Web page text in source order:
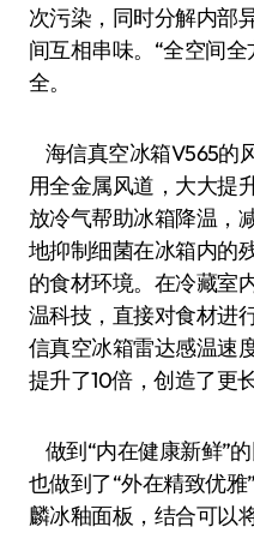
次污染，同时分解内部
间互相串味。“全空间
全。
海信真空冰箱V565的
用全金属风道，大大提
放冷气帮助冰箱降温，
地抑制细菌在冰箱内的
的食材环境。在冷藏室
温科技，直接对食材进
信真空冰箱雷达感温速
提升了10倍，创造了更
做到“内在健康新鲜”
也做到了“外在精致优
麟冰釉面板，结合可以